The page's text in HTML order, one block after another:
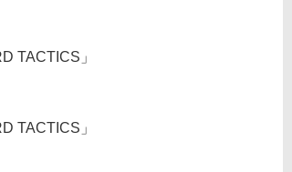
TACTICS」
TACTICS」